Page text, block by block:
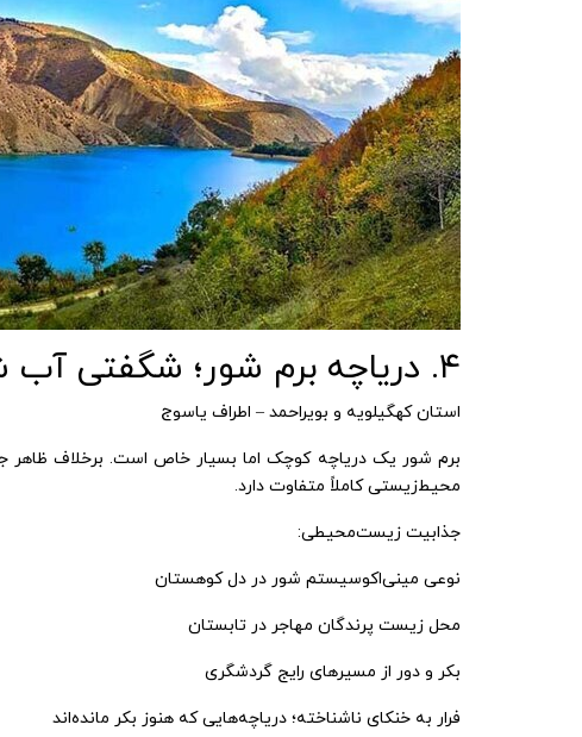
۴. دریاچه برم شور؛ شگفتی آب شور در کوهستان
استان کهگیلویه و بویراحمد – اطراف یاسوج
برم شور یک دریاچه کوچک اما بسیار خاص است. برخلاف
محیط‌زیستی کاملاً متفاوت دارد.
جذابیت زیست‌محیطی:
نوعی مینی‌اکوسیستم شور در دل کوهستان
محل زیست پرندگان مهاجر در تابستان
بکر و دور از مسیرهای رایج گردشگری
فرار به خنکای ناشناخته؛ دریاچه‌هایی که هنوز بکر مانده‌اند